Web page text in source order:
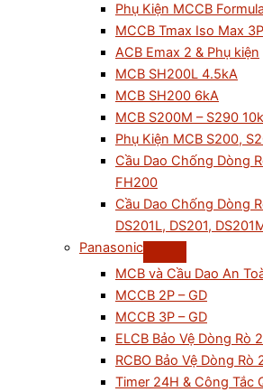
Phụ Kiện MCCB Formula
MCCB Tmax Iso Max
ACB Emax 2 & Phụ kiện
MCB SH200L 4.5kA
MCB SH200 6kA
MCB S200M – S290
Phụ Kiện MCB S200,
Cầu Dao Chống Dòng
FH200
Cầu Dao Chống Dòng
DS201L, DS201,
Panasonic
MCB và Cầu Dao An
MCCB 2P – GD
MCCB 3P – GD
ELCB Bảo Vệ Dòng Rò
RCBO Bảo Vệ Dòng Rò
Timer 24H & Công Tắc